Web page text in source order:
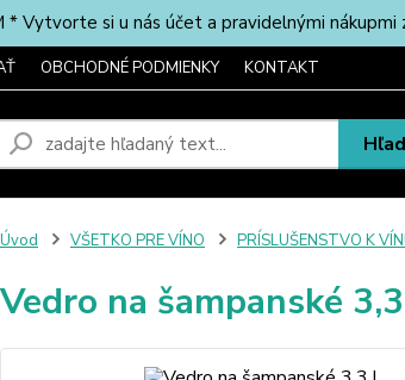
* Vytvorte si u nás účet a pravidelnými
OBCHODNÉ PODMIENKY KONTAKT
Úvod VŠETKO PRE VÍNO PRÍSLUŠENSTVO K
Vedro na šampanské